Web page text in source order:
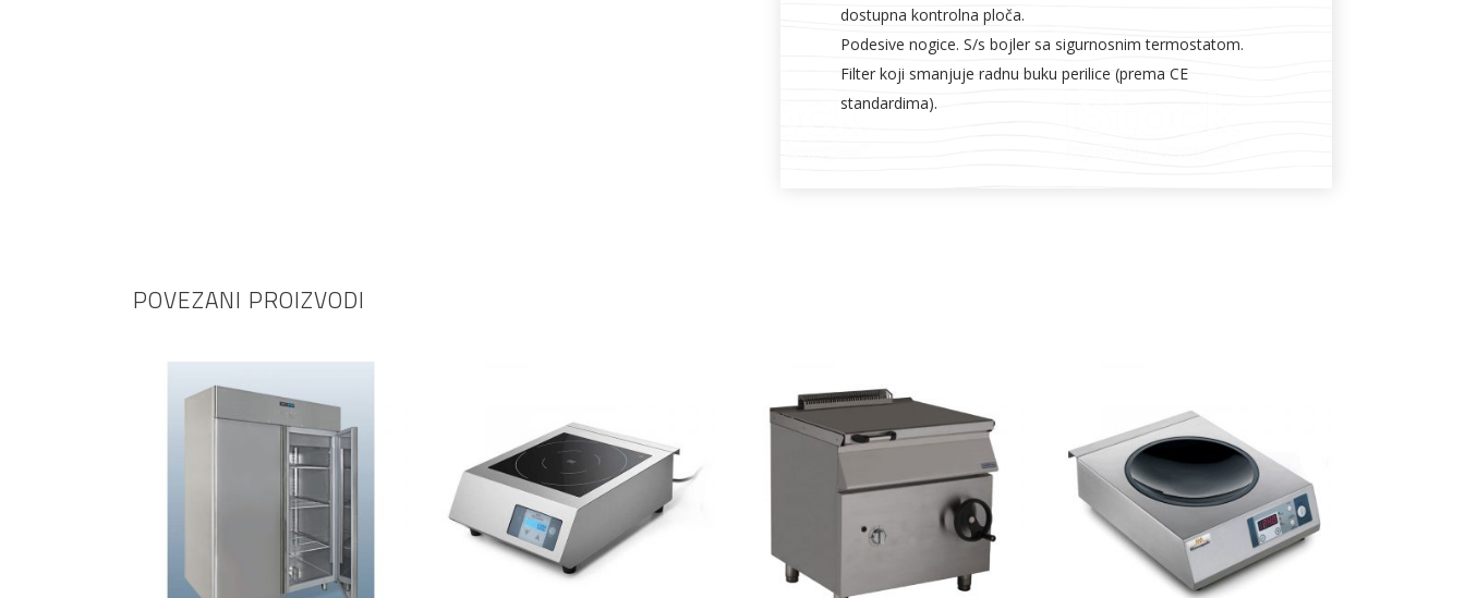
dostupna kontrolna ploča.
Podesive nogice. S/s bojler sa sigurnosnim termostatom.
Filter koji smanjuje radnu buku perilice (prema CE
standardima).
POVEZANI PROIZVODI
PROČITAJ VIŠE PROČITAJ VIŠE PROČITAJ VIŠE PROČITAJ VIŠE